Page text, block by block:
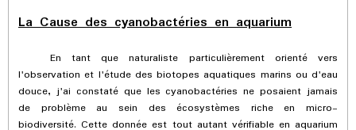
La Cause des cyanobactéries en aquarium
En tant que naturaliste particulièrement orienté vers
l'observation et l'étude des biotopes aquatiques marins ou d'eau
douce, j'ai constaté que les cyanobactéries ne posaient jamais
de problème au sein des écosystèmes riche en micro-
biodiversité. Cette donnée est tout autant vérifiable en aquarium